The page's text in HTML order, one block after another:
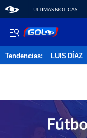
ÚLTIMAS NOTICAS
Tendencias: LUIS DÍAZ